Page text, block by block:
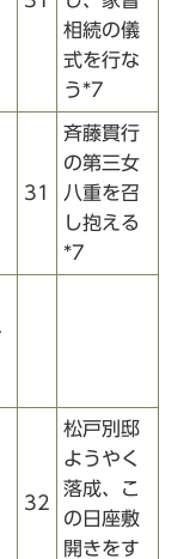
相続の儀
式を行な
う*7
31
斉藤貫行
の第三女
八重を召
し抱える
*7
32
松戸別邸
ようやく
落成、こ
の日座敷
開きをす